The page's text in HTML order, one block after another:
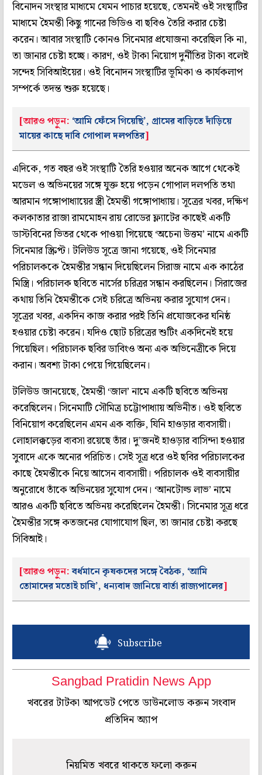
বিনোদন সংস্থার মাধ‌্যমে যেমন পাচার হয়েছে, তেমনই ওই সংস্থাটির
মাধ‌্যমে হৈমন্তী কিছু গানের ভিডিও বা ছবিও তৈরি করার চেষ্টা
করেন। আবার সংস্থাটি কোনও সিনেমার প্রযোজনা করেছিল কি না,
তা জানার চেষ্টা হচ্ছে। কারণ, ওই টাকা নিয়োগ দুর্নীতির টাকা বলেই
সন্দেহ সিবিআইয়ের। ওই বিনোদন সংস্থাটির ভূমিকা ও কার্যকলাপ
সম্পর্কে তদন্ত শুরু হয়েছে।
[আরও পড়ুন: ‘আমি ফেঁসে গিয়েছি’, গ্রামের বাড়িতে দাঁড়িয়ে
মায়ের কাছে দাবি গোপাল দলপতির]
এদিকে, গত বছর ওই সংস্থাটি তৈরি হওয়ার অনেক আগে থেকেই
মডেল ও অভিনয়ের সঙ্গে যুক্ত হয়ে পড়েন গোপাল দলপতি তথা
আরমান গঙ্গোপাধ‌্যায়ের স্ত্রী হৈমন্তী গঙ্গোপাধ‌্যায়। সূত্রের খবর, দক্ষিণ
কলকাতার রাজা রামমোহন রায় রোডের ফ্ল‌্যাটের কাছেই একটি
ডাস্টবিনের ভিতর থেকে পাওয়া গিয়েছে ‘অচেনা উত্তম’ নামে একটি
সিনেমার স্ক্রিপ্ট। টলিউড সূত্রে জানা গয়েছে, ওই সিনেমার
পরিচালককে হৈমন্তীর সন্ধান দিয়েছিলেন সিরাজ নামে এক কাঠের
মিস্ত্রি। পরিচালক ছবিতে নার্সের চরিত্রর সন্ধান করছিলেন। সিরাজের
কথায় তিনি হৈমন্তীকে সেই চরিত্রে অভিনয় করার সুযোগ দেন।
সূত্রের খবর, একদিন কাজ করার পরই তিনি প্রযোজকের ঘনিষ্ঠ
হওয়ার চেষ্টা করেন। যদিও ছোট চরিত্রের শুটিং একদিনেই হয়ে
গিয়েছিল। পরিচালক ছবির ডাবিংও অন‌্য এক অভিনেত্রীকে দিয়ে
করান। অবশ‌্য টাকা পেয়ে গিয়েছিলেন।
টলিউড জানয়েছে, হৈমন্তী ‘জাল’ নামে একটি ছবিতে অভিনয়
করেছিলেন। সিনেমাটি সৌমিত্র চট্টোপাধ‌্যায় অভিনীত। ওই ছবিতে
বিনিয়োগ করেছিলেন এমন এক ব‌্যক্তি, যিনি হাওড়ার ব‌্যবসায়ী।
লোহালক্কড়ের ব‌্যবসা রয়েছে তাঁর। দু’জনই হাওড়ার বাসিন্দা হওয়ার
সুবাদে একে অন্যের পরিচিত। সেই সূত্র ধরে ওই ছবির পরিচালকের
কাছে হৈমন্তীকে নিয়ে আসেন ব‌্যবসায়ী। পরিচালক ওই ব‌্যবসায়ীর
অনুরোধে তাঁকে অভিনয়ের সুযোগ দেন। ‘আনটোল্ড লাভ’ নামে
আরও একটি ছবিতে অভিনয় করেছিলেন হৈমন্তী। সিনেমার সূত্র ধরে
হৈমন্তীর সঙ্গে কতজনের যোগাযোগ ছিল, তা জানার চেষ্টা করছে
সিবিআই।
[আরও পড়ুন:বর্ধমানে কৃষকদের সঙ্গে বৈঠক, ‘আমি
তোমাদের মতোই চাষি’, ধন্যবাদ জানিয়ে বার্তা রাজ্যপালের]
Subscribe
Sangbad Pratidin News App
খবরের টাটকা আপডেট পেতে ডাউনলোড করুন সংবাদ
প্রতিদিন অ্যাপ
নিয়মিত খবরে থাকতে ফলো করুন